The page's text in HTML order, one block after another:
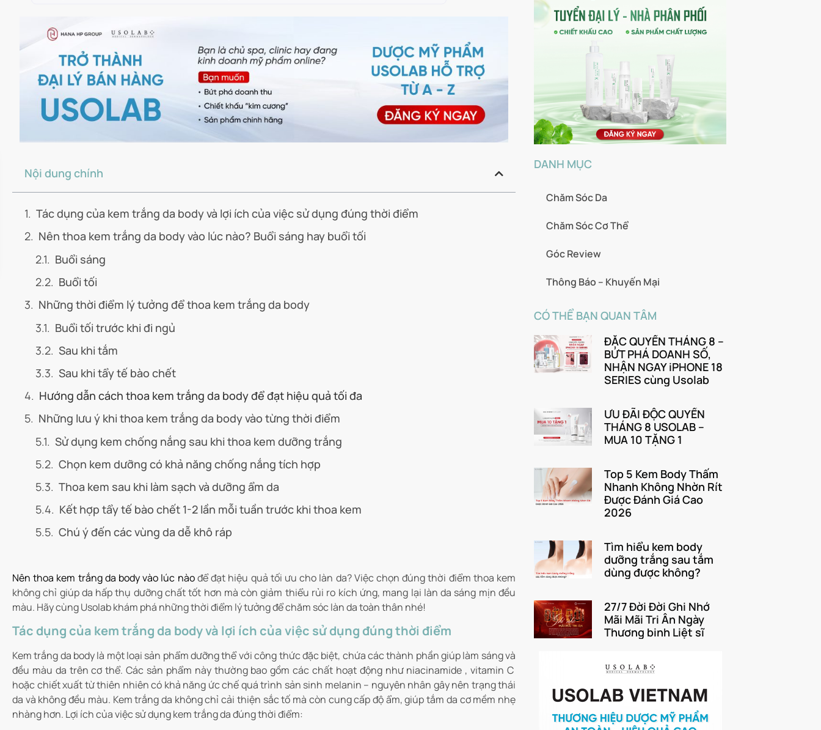
Nội dung chính
Tác dụng của kem trắng da body và lợi ích của việc sử dụng đúng thời điểm
Nên thoa kem trắng da body vào lúc nào? Buổi sáng hay buổi tối
Buổi sáng
Buổi tối
Những thời điểm lý tưởng để thoa kem trắng da body
Buổi tối trước khi đi ngủ
Sau khi tắm
Sau khi tẩy tế bào chết
Hướng dẫn cách thoa kem trắng da body để đạt hiệu quả tối đa
Những lưu ý khi thoa kem trắng da body vào từng thời điểm
Sử dụng kem chống nắng sau khi thoa kem dưỡng trắng
Chọn kem dưỡng có khả năng chống nắng tích hợp
Thoa kem sau khi làm sạch và dưỡng ẩm da
Kết hợp tẩy tế bào chết 1-2 lần mỗi tuần trước khi thoa kem
Chú ý đến các vùng da dễ khô ráp
Nên thoa kem trắng da body vào lúc nàođể đạt hiệu quả tối ưu cho làn da? Việc chọn đúng thời điểm thoa kem
không chỉ giúp da hấp thụ dưỡng chất tốt hơn mà còn giảm thiểu rủi ro kích ứng, mang lại làn da sáng mịn đều
màu. Hãy cùngUsolabkhám phá những thời điểm lý tưởng để chăm sóc làn da toàn thân nhé!
Tác dụng của kem trắng da body và lợi ích của việc sử dụng đúng thời điểm
Kem trắng da body là một loại sản phẩm dưỡng thể với công thức đặc biệt, chứa các thành phần giúp làm sáng và
đều màu da trên cơ thể. Các sản phẩm này thường bao gồm các chất hoạt động như niacinamide , vitamin C
hoặc chiết xuất từ ​​​​thiên nhiên có khả năng ức chế quá trình sản sinh melanin – nguyên nhân gây nên trạng thái
da và không đều màu. Kem trắng da không chỉ cải thiện sắc tố mà còn cung cấp độ ẩm, giúp tắm da cơ mềm nhẹ
nhàng hơn. Lợi ích của việc sử dụng kem trắng da đúng thời điểm:
DANH MỤC
Chăm Sóc Da
Chăm Sóc Cơ Thể
Góc Review
Thông Báo – Khuyến Mại
CÓ THỂ BẠN QUAN TÂM
ĐẶC QUYỀN THÁNG 8 –
BỨT PHÁ DOANH SỐ,
NHẬN NGAY iPHONE 18
SERIES cùng Usolab
ƯU ĐÃI ĐỘC QUYỀN
THÁNG 8 USOLAB –
MUA 10 TẶNG 1
Top 5 Kem Body Thấm
Nhanh Không Nhờn Rít
Được Đánh Giá Cao
2026
Tìm hiểu kem body
dưỡng trắng sau tắm
dùng được không?
27/7 Đời Đời Ghi Nhớ
Mãi Mãi Tri Ân Ngày
Thương binh Liệt sĩ